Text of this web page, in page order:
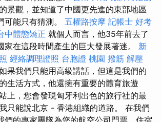
景觀，並知道了中國更先進的東部地區
可能只有猜測。 五權路按摩 記帳士 好考
中體態矯正 就個人而言，他35年前去了
家在這段時間產生的巨大發展著迷。 新
經絡調理證照 台胞證 桃園 撥筋 解壓
果我們只能用高級講話，但這是我們的
生活方式，他還擁有重要的體育旅遊
上，您會發現匈牙利出色的旅行社的最
只能說北京 - 香港組織的道路。 在我們
們的專家團隊為您的航空公司門票，住宿